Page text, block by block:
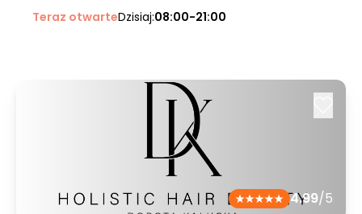
Teraz otwarteDzisiaj:08:00-21:00
4.99/5